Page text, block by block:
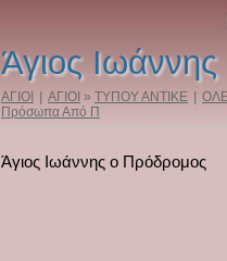
Άγιος
ΑΓΙΟΙ ΑΓΙΟΙ » ΤΥΠΟΥ ΑΝΤΙΚΕ
Πρόσωπα Από Π
Άγιος Ιωάννης ο Πρόδρομος